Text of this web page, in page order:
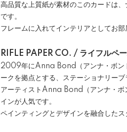
高品質な上質紙が素材のこのカードは
です。
フレームに入れてインテリアとしてお部
RIFLE PAPER CO. / ライフルペ
2009年にAnna Bond（アンナ・ボン
ークを拠点とする、ステーショナリーブ
アーティストAnna Bond（アンナ・ボ
インが人気です。
ペインティングとデザインを融合した